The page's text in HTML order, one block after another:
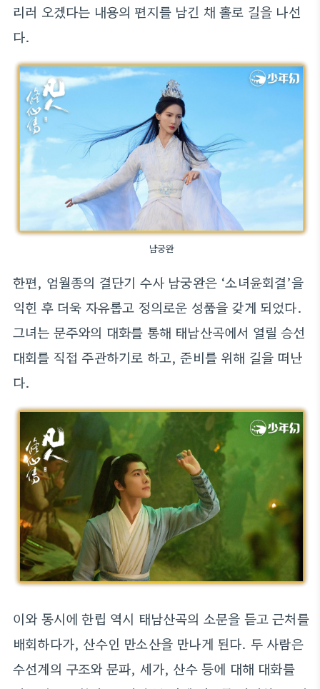
리러 오겠다는 내용의 편지를 남긴 채 홀로 길을 나선
다.
남궁완
한편, 엄월종의 결단기 수사 남궁완은 ‘소녀윤회결’을
익힌 후 더욱 자유롭고 정의로운 성품을 갖게 되었다.
그녀는 문주와의 대화를 통해 태남산곡에서 열릴 승선
대회를 직접 주관하기로 하고, 준비를 위해 길을 떠난
다.
이와 동시에 한립 역시 태남산곡의 소문을 듣고 근처를
배회하다가, 산수인 만소산을 만나게 된다. 두 사람은
수선계의 구조와 문파, 세가, 산수 등에 대해 대화를